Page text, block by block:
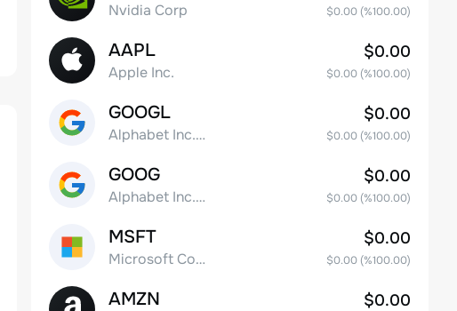
Nvidia Corp $0.00(%100.00)
AAPL
Apple Inc.
$0.00
$0.00(%100.00)
GOOGL
Alphabet Inc. Class A Common Stock
$0.00
$0.00(%100.00)
GOOG
Alphabet Inc. Class C Capital Stock
$0.00
$0.00(%100.00)
MSFT
Microsoft Corp
$0.00
$0.00(%100.00)
AMZN $0.00